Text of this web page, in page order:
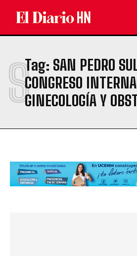
Tag: SAN PEDRO
CONGRESO
GINECOLOGÍA Y
S